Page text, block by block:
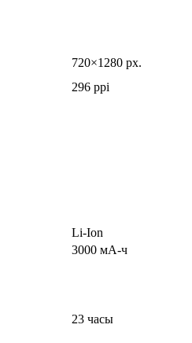
720×1280 px.
296 ppi
Li-Ion
3000 мА-ч
23 часы